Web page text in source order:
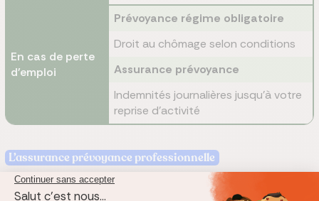
En cas de perte
d'emploi
Prévoyance régime obligatoire
Droit au chômage selon conditions
Assurance prévoyance
Indemnités journalières jusqu'à votre
reprise d'activité
L’assurance prévoyance professionnelle
Une assurance prévoyance professionnelle, ou assurance
prévoyance TNS, est une assurance qui permet aux